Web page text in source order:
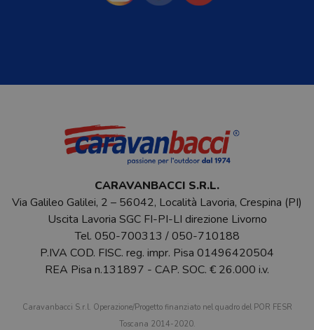
CARAVANBACCI S.R.L.
Via Galileo Galilei, 2 – 56042, Località Lavoria, Crespina (PI)
Uscita Lavoria SGC FI-PI-LI direzione Livorno
Tel. 050-700313 /050-710188
P.IVA COD. FISC. reg. impr. Pisa 01496420504
REA Pisa n.131897 - CAP. SOC. € 26.000 i.v.
Caravanbacci S.r.l. Operazione/Progetto finanziato nel quadro del POR FESR
Toscana 2014-2020.